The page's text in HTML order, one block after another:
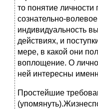
то понятие
сознательно-
индивидуальность
действиях, и
мере, в какой они
воплощение. О
ней интересны
Простейшие